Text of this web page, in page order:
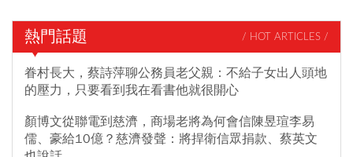
熱門話題 / HOT ARTICLES /
眷村長大，蔡詩萍聊公務員老父親：不給子女出人頭地
的壓力，只要看到我在看書他就很開心
顏博文從聯電到慈濟，商場老將為何會信陳昱瑄李易
儒、豪給10億？慈濟發聲：將捍衛信眾捐款、蔡英文